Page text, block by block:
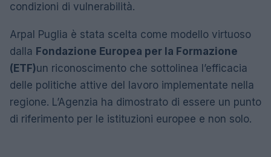
condizioni di vulnerabilità.
Arpal Puglia è stata scelta come modello virtuoso
dalla Fondazione Europea per la Formazione
(ETF)un riconoscimento che sottolinea l’efficacia
delle politiche attive del lavoro implementate nella
regione. L’Agenzia ha dimostrato di essere un punto
di riferimento per le istituzioni europee e non solo.